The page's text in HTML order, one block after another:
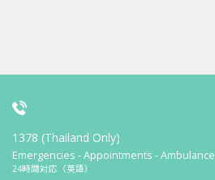
1378 (Thailand Only)
Emergencies - Appointments - Ambulance
24時間対応（英語）